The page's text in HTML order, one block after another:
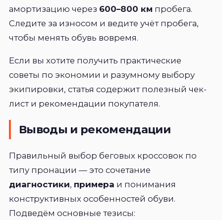
амортизацию через 600–800 км пробега.
Следите за износом и ведите учёт пробега,
чтобы менять обувь вовремя.
Если вы хотите получить практические
советы по экономии и разумному выбору
экипировки, статья содержит полезный чек-
лист и рекомендации покупателя.
Выводы и рекомендации
Правильный выбор беговых кроссовок по
типу пронации — это сочетание
диагностики, примера и понимания
конструктивных особенностей обуви.
Подведём основные тезисы: